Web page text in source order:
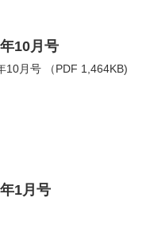
10月号
10月号 （PDF 1,464KB)
1月号